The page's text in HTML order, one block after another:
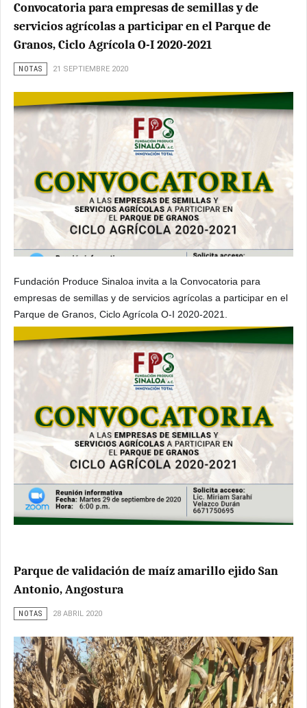
Convocatoria para empresas de semillas y de
servicios agrícolas a participar en el Parque de
Granos, Ciclo Agrícola O-I 2020-2021
NOTAS 21 SEPTIEMBRE 2020
Fundación Produce Sinaloa invita a la Convocatoria para
empresas de semillas y de servicios agrícolas a participar en el
Parque de Granos, Ciclo Agrícola O-I 2020-2021.
Parque de validación de maíz amarillo ejido San
Antonio, Angostura
NOTAS 28 ABRIL 2020